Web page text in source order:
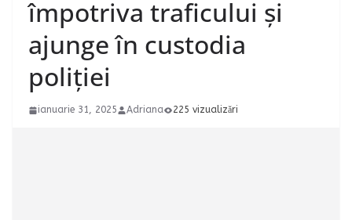
împotriva traficului și
ajunge în custodia
poliției
ianuarie 31, 2025 Adriana 225 vizualizări